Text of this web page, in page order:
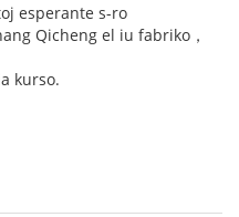
esperante s-ro
Qicheng el iu fabriko，
kurso.